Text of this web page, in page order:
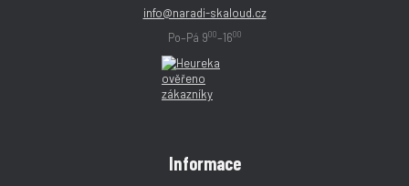
info@naradi-skaloud.cz
Po–Pá 900–1600
Informace